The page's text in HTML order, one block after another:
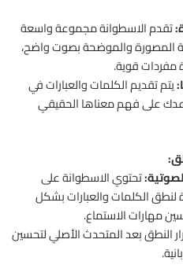
تقدم الاسطوانة مجموعة واسعة
المصورة والموضحة بصوت واضح،
مفردات قوية.
يتم تقديم الكلمات والعبارات في
على فهم معناها الحقيقي
تحتوي الاسطوانة على
لنطق الكلمات والعبارات بشكل
مهارات الاستماع.
النطق بعد المتحدث الأصلي لتحسين